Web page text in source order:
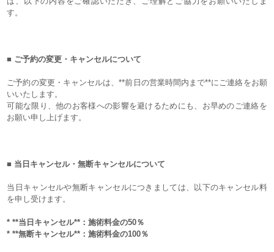
す。
■ ご予約の変更・キャンセルについて
ご予約の変更・キャンセルは、**前日の営業時間内まで**にご連絡をお願
いいたします。
可能な限り、他のお客様への影響を避けるためにも、お早めのご連絡を
お願い申し上げます。
■ 当日キャンセル・無断キャンセルについて
当日キャンセルや無断キャンセルにつきましては、以下のキャンセル料
を申し受けます。
* **当日キャンセル**：施術料金の50％
* **無断キャンセル**：施術料金の100％